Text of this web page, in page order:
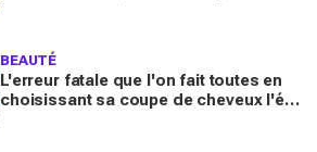
BEAUTÉ
L'erreur fatale que l'on fait toutes en
choisissant sa coupe de cheveux l'été